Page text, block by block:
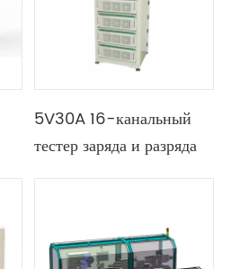
5V30A 16-канальный
тестер заряда и разряда
ионных призматических
батарей